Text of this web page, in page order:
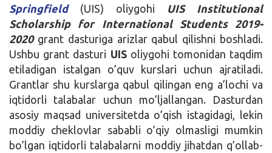
Springfield(UIS) oliygohi UIS Institutional
Scholarship for International Students 2019-
2020 grant dasturiga arizlar qabul qilishni boshladi.
Ushbu grant dasturi UIS oliygohi tomonidan taqdim
etiladigan istalgan o’quv kurslari uchun ajratiladi.
Grantlar shu kurslarga qabul qilingan eng a’lochi va
iqtidorli talabalar uchun mo’ljallangan. Dasturdan
asosiy maqsad universitetda o’qish istagidagi, lekin
moddiy cheklovlar sababli o’qiy olmasligi mumkin
bo’lgan iqtidorli talabalarni moddiy jihatdan q’ollab-